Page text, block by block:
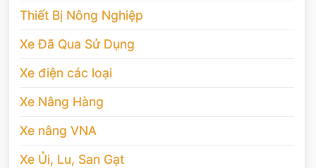
Thiết Bị Nông Nghiệp
Xe Đã Qua Sử Dụng
Xe điện các loại
Xe Nâng Hàng
Xe nâng VNA
Xe Ủi, Lu, San Gạt